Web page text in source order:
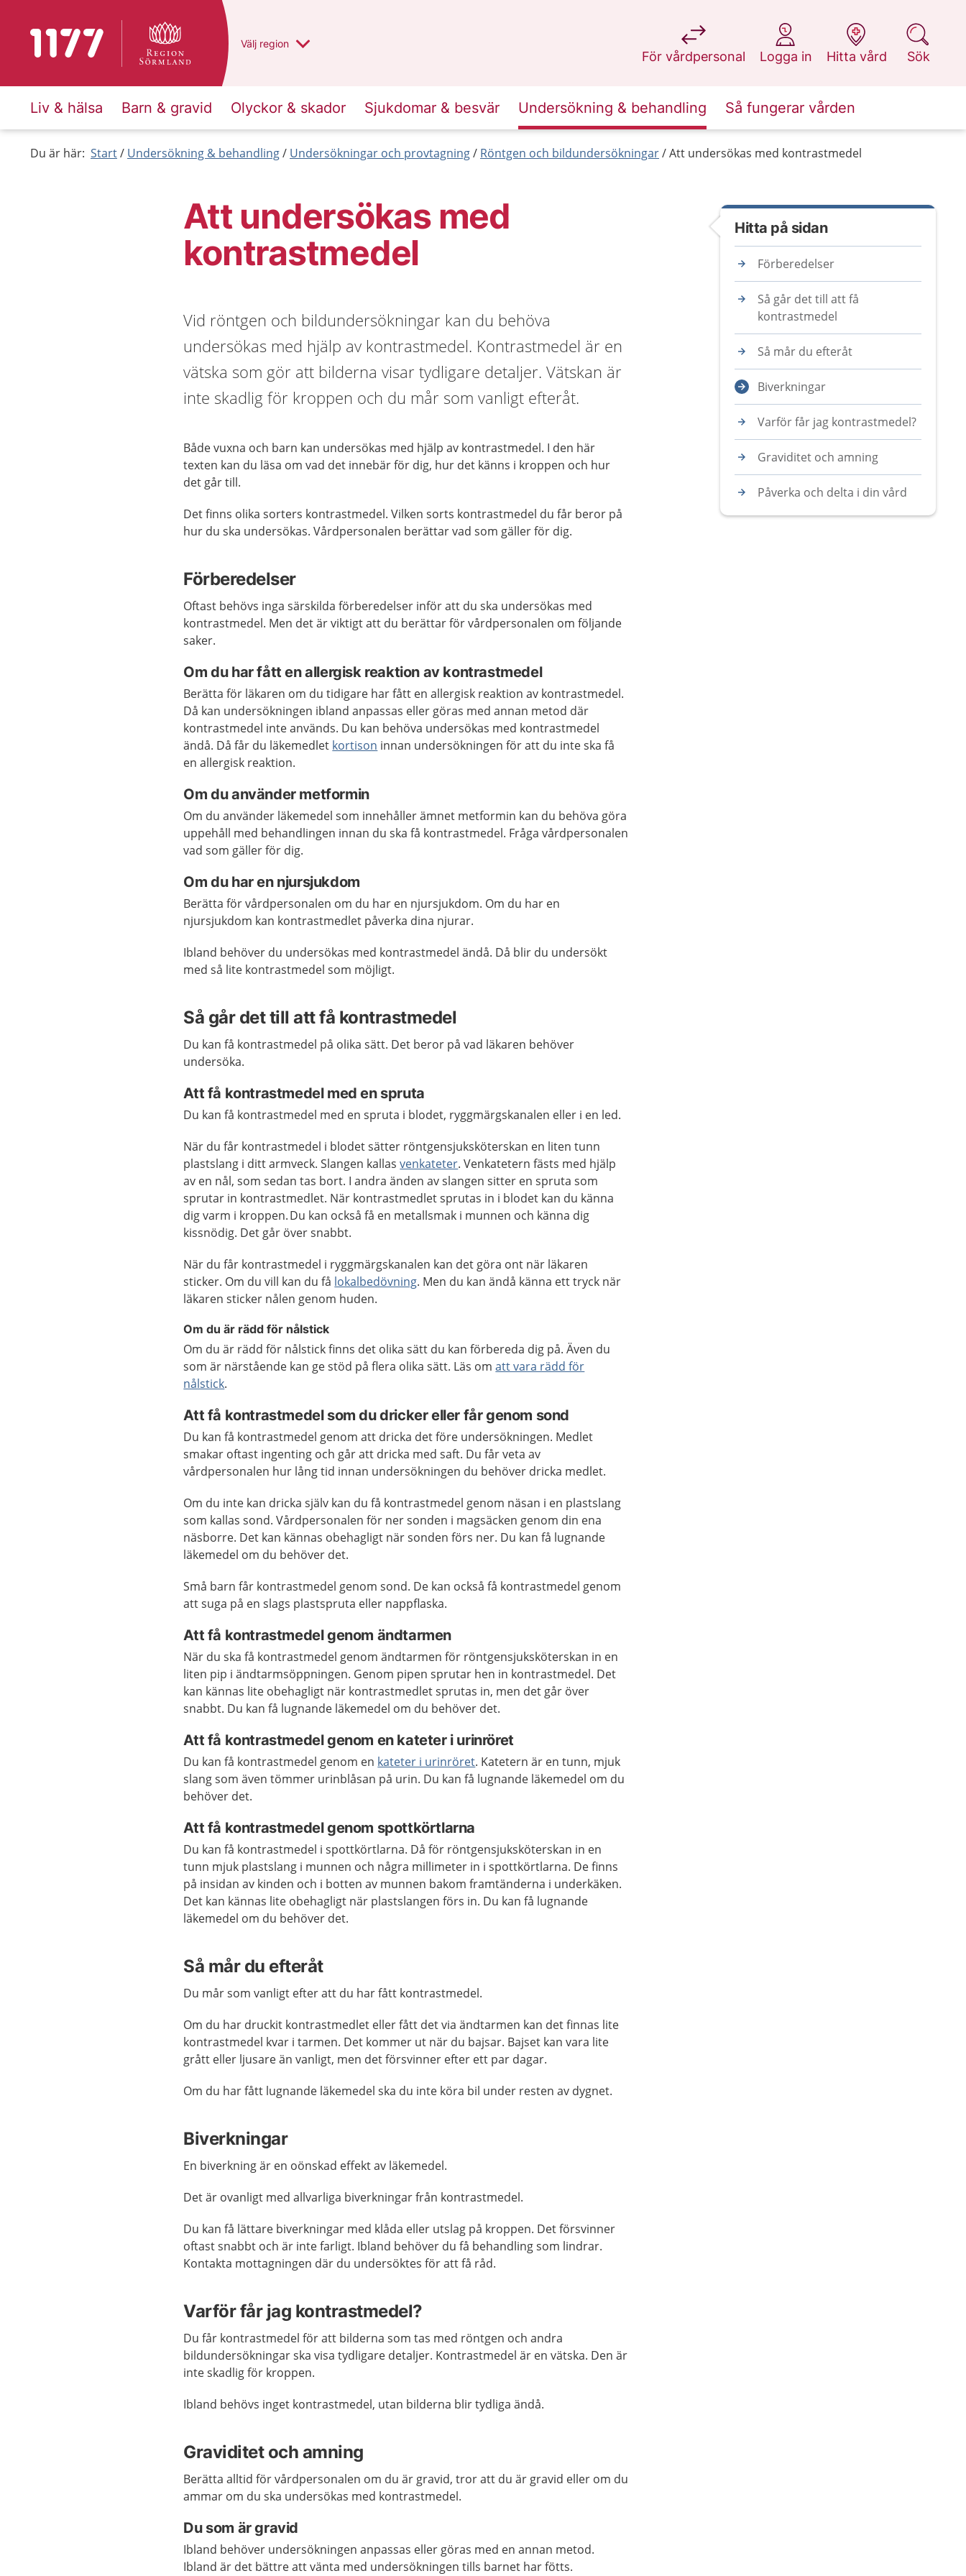
Till startsidan för 1177 Du har valt region
Välj en annan
region
För vårdpersonal
på 1177.se
Logga in
på 1177.se
Hitta vård
på 1177.se
Sök
på 1177.se
Liv & hälsa Barn & gravid Olyckor & skador Sjukdomar & besvär Undersökning & behandling Så fungerar vården
Du är här: Start Undersökning & behandling Undersökningar och provtagning Röntgen och bildundersökningar Att undersökas med kontrastmedel
Att undersökas med
kontrastmedel
Vid röntgen och bildundersökningar kan du behöva
undersökas med hjälp av kontrastmedel. Kontrastmedel är en
vätska som gör att bilderna visar tydligare detaljer. Vätskan är
inte skadlig för kroppen och du mår som vanligt efteråt.
Både vuxna och barn kan undersökas med hjälp av kontrastmedel. I den här
texten kan du läsa om vad det innebär för dig, hur det känns i kroppen och hur
det går till.
Det finns olika sorters kontrastmedel. Vilken sorts kontrastmedel du får beror på
hur du ska undersökas. Vårdpersonalen berättar vad som gäller för dig.
Förberedelser
Oftast behövs inga särskilda förberedelser inför att du ska undersökas med
kontrastmedel. Men det är viktigt att du berättar för vårdpersonalen om följande
saker.
Om du har fått en allergisk reaktion av kontrastmedel
Berätta för läkaren om du tidigare har fått en allergisk reaktion av kontrastmedel.
Då kan undersökningen ibland anpassas eller göras med annan metod där
kontrastmedel inte används. Du kan behöva undersökas med kontrastmedel
ändå. Då får du läkemedlet kortison innan undersökningen för att du inte ska få
en allergisk reaktion.
Om du använder metformin
Om du använder läkemedel som innehåller ämnet metformin kan du behöva göra
uppehåll med behandlingen innan du ska få kontrastmedel. Fråga vårdpersonalen
vad som gäller för dig.
Om du har en njursjukdom
Berätta för vårdpersonalen om du har en njursjukdom. Om du har en
njursjukdom kan kontrastmedlet påverka dina njurar.
Ibland behöver du undersökas med kontrastmedel ändå. Då blir du undersökt
med så lite kontrastmedel som möjligt.
Så går det till att få kontrastmedel
Du kan få kontrastmedel på olika sätt. Det beror på vad läkaren behöver
undersöka.
Att få kontrastmedel med en spruta
Du kan få kontrastmedel med en spruta i blodet, ryggmärgskanalen eller i en led.
När du får kontrastmedel i blodet sätter röntgensjuksköterskan en liten tunn
plastslang i ditt armveck. Slangen kallasvenkateter. Venkatetern fästs med hjälp
av en nål, som sedan tas bort. I andra änden av slangen sitter en spruta som
sprutar in kontrastmedlet. När kontrastmedlet sprutas in i blodet kan du känna
dig varm i kroppen. Du kan också få en metallsmak i munnen och känna dig
kissnödig. Det går över snabbt.
När du får kontrastmedel i ryggmärgskanalen kan det göra ont när läkaren
sticker. Om du vill kan du få lokalbedövning. Men du kan ändå känna ett tryck när
läkaren sticker nålen genom huden.
Om du är rädd för nålstick
Om du är rädd för nålstick finns det olika sätt du kan förbereda dig på. Även du
som är närstående kan ge stöd på flera olika sätt. Läs omatt vara rädd för
nålstick.
Att få kontrastmedel som du dricker eller får genom sond
Du kan få kontrastmedel genom att dricka det före undersökningen. Medlet
smakar oftast ingenting och går att dricka med saft. Du får veta av
vårdpersonalen hur lång tid innan undersökningen du behöver dricka medlet.
Om du inte kan dricka själv kan du få kontrastmedel genom näsan i en plastslang
som kallas sond. Vårdpersonalen för ner sonden i magsäcken genom din ena
näsborre. Det kan kännas obehagligt när sonden förs ner. Du kan få lugnande
läkemedel om du behöver det.
Små barn får kontrastmedel genom sond. De kan också få kontrastmedel genom
att suga på en slags plastspruta eller nappflaska.
Att få kontrastmedel genom ändtarmen
När du ska få kontrastmedel genom ändtarmen för röntgensjuksköterskan in en
liten pip i ändtarmsöppningen. Genom pipen sprutar hen in kontrastmedel. Det
kan kännas lite obehagligt när kontrastmedlet sprutas in, men det går över
snabbt. Du kan få lugnande läkemedel om du behöver det.
Att få kontrastmedel genom en kateter i urinröret
Du kan få kontrastmedel genom en kateter i urinröret. Katetern är en tunn, mjuk
slang som även tömmer urinblåsan på urin. Du kan få lugnande läkemedel om du
behöver det.
Att få kontrastmedel genom spottkörtlarna
Du kan få kontrastmedel i spottkörtlarna. Då för röntgensjuksköterskan in en
tunn mjuk plastslang i munnen och några millimeter in i spottkörtlarna. De finns
på insidan av kinden och i botten av munnen bakom framtänderna i underkäken.
Det kan kännas lite obehagligt när plastslangen förs in. Du kan få lugnande
läkemedel om du behöver det.
Så mår du efteråt
Du mår som vanligt efter att du har fått kontrastmedel.
Om du har druckit kontrastmedlet eller fått det via ändtarmen kan det finnas lite
kontrastmedel kvar i tarmen. Det kommer ut när du bajsar. Bajset kan vara lite
grått eller ljusare än vanligt, men det försvinner efter ett par dagar.
Om du har fått lugnande läkemedel ska du inte köra bil under resten av dygnet.
Biverkningar
En biverkning är en oönskad effekt av läkemedel.
Det är ovanligt med allvarliga biverkningar från kontrastmedel.
Du kan få lättare biverkningar med klåda eller utslag på kroppen. Det försvinner
oftast snabbt och är inte farligt. Ibland behöver du få behandling som lindrar.
Kontakta mottagningen där du undersöktes för att få råd.
Varför får jag kontrastmedel?
Du får kontrastmedel för att bilderna som tas med röntgen och andra
bildundersökningar ska visa tydligare detaljer. Kontrastmedel är en vätska. Den är
inte skadlig för kroppen.
Ibland behövs inget kontrastmedel, utan bilderna blir tydliga ändå.
Graviditet och amning
Berätta alltid för vårdpersonalen om du är gravid, tror att du är gravid eller om du
ammar om du ska undersökas med kontrastmedel.
Du som är gravid
Ibland behöver undersökningen anpassas eller göras med en annan metod.
Ibland är det bättre att vänta med undersökningen tills barnet har fötts.
Hitta på sidan
Förberedelser
Så går det till att få
kontrastmedel
Så mår du efteråt
Biverkningar
Varför får jag kontrastmedel?
Graviditet och amning
Påverka och delta i din vård